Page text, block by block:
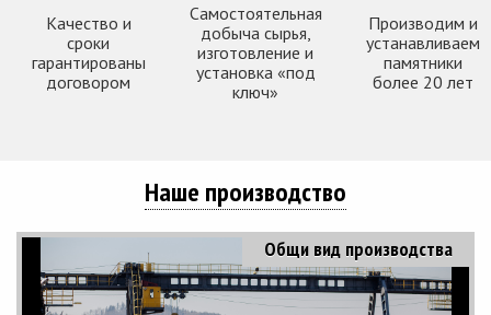
Качество и
сроки
гарантированы
договором
Самостоятельная
добыча сырья,
изготовление и
установка «под
ключ»
Производим и
устанавливаем
памятники
более 20 лет
Наше производство
Общи вид производства